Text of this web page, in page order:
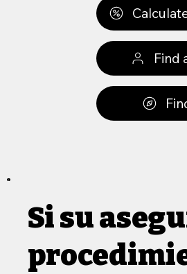
Find
Si su